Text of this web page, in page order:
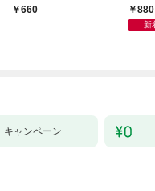
験をはじめることにし
660
880
新
キャンペーン